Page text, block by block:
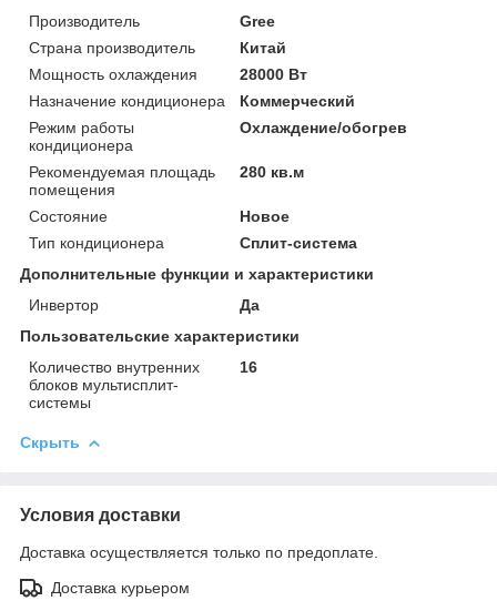
Производитель
Gree
Страна производитель
Китай
Мощность охлаждения
28000 Вт
Назначение кондиционера
Коммерческий
Режим работы
кондиционера
Охлаждение/обогрев
Рекомендуемая площадь
помещения
280 кв.м
Состояние
Новое
Тип кондиционера
Сплит-система
Дополнительные функции и характеристики
Инвертор
Да
Пользовательские характеристики
Количество внутренних
блоков мультисплит-
системы
16
Скрыть
Условия доставки
Доставка осуществляется только по предоплате.
Доставка курьером